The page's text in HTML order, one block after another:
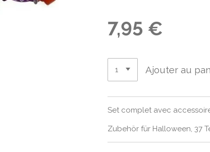
7,95 €
Ajouter au
Set complet avec
Zubehör für Halloween, 37